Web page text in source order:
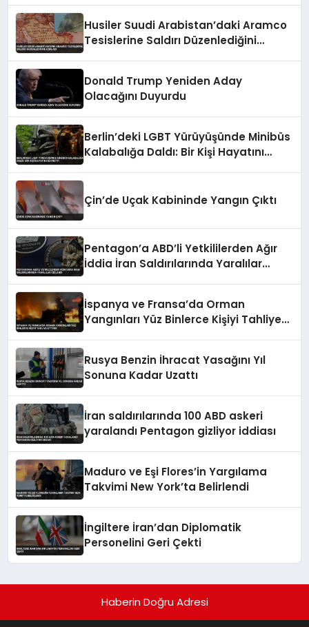
Husiler Suudi Arabistan’daki Aramco
Tesislerine Saldırı Düzenlediğini
Donald Trump Yeniden Aday
Olacağını Duyurdu
Berlin’deki LGBT Yürüyüşünde Minibüs
Kalabalığa Daldı: Bir Kişi Hayatını
Çin’de Uçak Kabininde Yangın Çıktı
Pentagon’a ABD’li Yetkililerden Ağır
İddia İran Saldırılarında Yaralılar
İspanya ve Fransa’da Orman
Yangınları Yüz Binlerce Kişiyi Tahliye
Rusya Benzin İhracat Yasağını Yıl
Sonuna Kadar Uzattı
İran saldırılarında 100 ABD askeri
yaralandı Pentagon gizliyor iddiası
Maduro ve Eşi Flores’in Yargılama
Takvimi New York’ta Belirlendi
İngiltere İran’dan Diplomatik
Personelini Geri Çekti
Haberin Doğru Adresi